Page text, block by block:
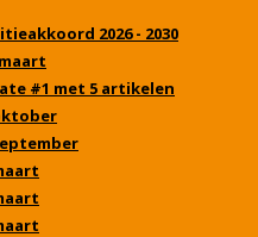
2026 - 2030
#1 met 5 artikelen